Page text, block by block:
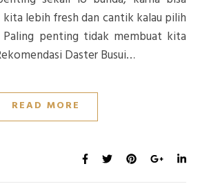
lebih fresh dan cantik kalau pilih
penting tidak membuat kita
Daster Busui…
READ MORE